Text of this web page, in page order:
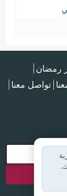
رمضان
تواصل معنا